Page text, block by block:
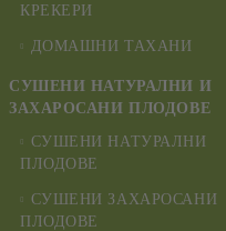
КРЕКЕРИ
ДОМАШНИ ТАХАНИ
СУШЕНИ НАТУРАЛНИ И
ЗАХАРОСАНИ ПЛОДОВЕ
СУШЕНИ НАТУРАЛНИ
ПЛОДОВЕ
СУШЕНИ ЗАХАРОСАНИ
ПЛОДОВЕ